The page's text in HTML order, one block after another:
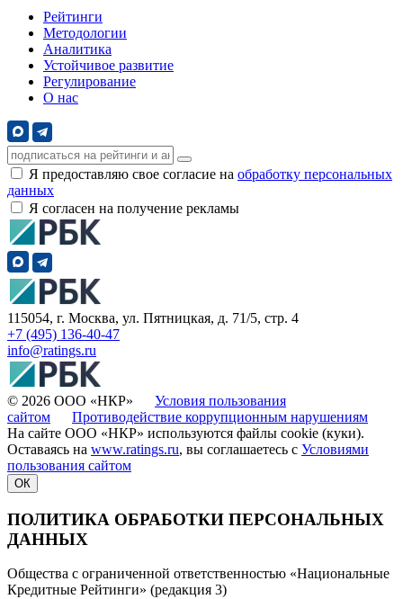
Рейтинги
Методологии
Аналитика
Устойчивое развитие
Регулирование
О нас
Я предоставляю свое согласие на обработку персональных
данных
Я согласен на получение рекламы
115054, г. Москва, ул. Пятницкая, д. 71/5, стр. 4
+7 (495) 136-40-47
info@ratings.ru
© 2026 ООО «НКР» Условия пользования
сайтом
Противодействие коррупционным нарушениям
На сайте ООО «НКР» используются файлы cookie (куки).
Оставаясь на www.ratings.ru, вы соглашаетесь с Условиями
пользования сайтом
ОК
ПОЛИТИКА ОБРАБОТКИ ПЕРСОНАЛЬНЫХ
ДАННЫХ
Общества с ограниченной ответственностью «Национальные
Кредитные Рейтинги» (редакция 3)